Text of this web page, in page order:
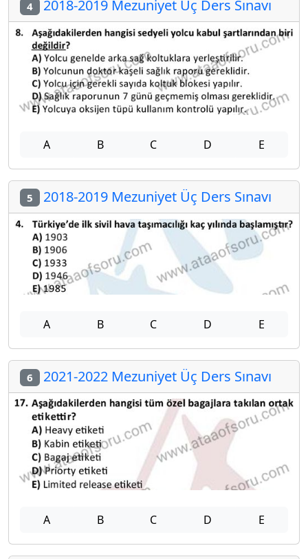
4 2018-2019 Mezuniyet Üç Ders Sınavı
A B C D E
5 2018-2019 Mezuniyet Üç Ders Sınavı
A B C D E
6 2021-2022 Mezuniyet Üç Ders Sınavı
A B C D E